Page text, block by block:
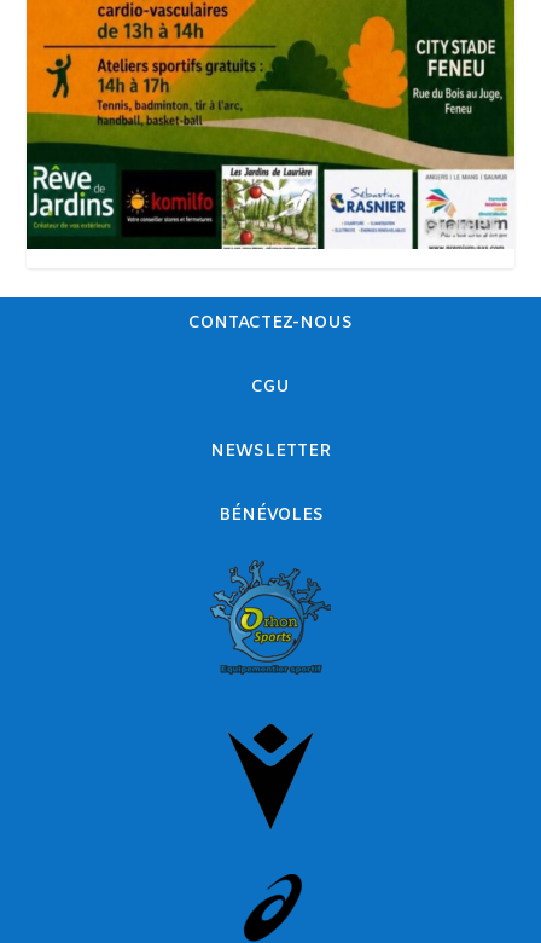
CONTACTEZ-NOUS
CGU
NEWSLETTER
BÉNÉVOLES